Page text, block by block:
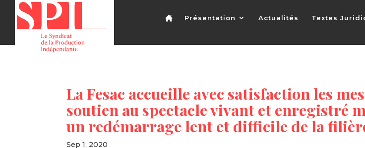
Présentation Actualités Textes
La Fesac accueille avec satisfaction les
soutien au spectacle vivant et enregistré
un redémarrage lent et difficile de la
Sep 1, 2020